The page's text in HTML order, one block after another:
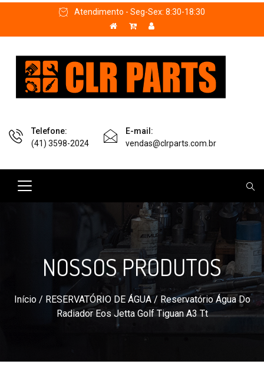
Atendimento - Seg-Sex: 8:30-18:30
Telefone:
(41) 3598-2024
E-mail:
vendas@clrparts.com.br
NOSSOS PRODUTOS
Início/ RESERVATÓRIO DE ÁGUA/ Reservatório Água Do
Radiador Eos Jetta Golf Tiguan A3 Tt